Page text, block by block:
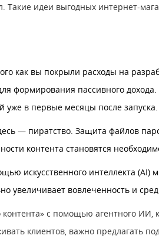
идеи выгодных интернет-
как вы покрыли расходы на
формирования пассивного
уже в первые месяцы после запуска.
— пиратство. Защита файлов
контента становятся
искусственного интеллекта
увеличивает вовлеченность и
с помощью агентного
клиентов, важно предлагать